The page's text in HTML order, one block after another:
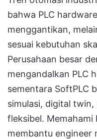
bahwa PLC
menggantikan,
sesuai kebutuhan
Perusahaan besar
mengandalkan PLC
sementara SoftPLC
simulasi, digital
fleksibel. Memahami
membantu engineer